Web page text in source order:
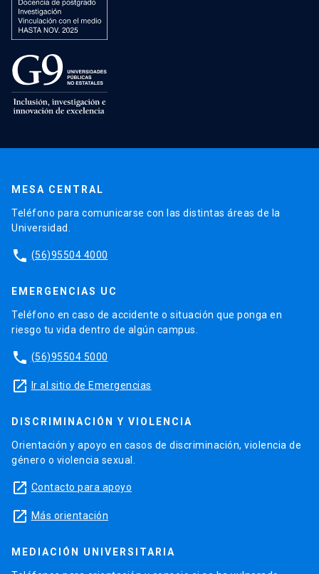
MESA CENTRAL
Teléfono para comunicarse con las distintas áreas de la
Universidad.
phone (56)95504 4000
EMERGENCIAS UC
Teléfono en caso de accidente o situación que ponga en
riesgo tu vida dentro de algún campus.
phone (56)95504 5000
launch Ir al sitio de Emergencias
DISCRIMINACIÓN Y VIOLENCIA
Orientación y apoyo en casos de discriminación, violencia de
género o violencia sexual.
launch Contacto para apoyo
launch Más orientación
MEDIACIÓN UNIVERSITARIA